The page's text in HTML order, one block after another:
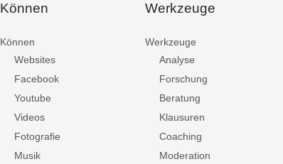
Können
Können
Websites
Facebook
Youtube
Videos
Fotografie
Musik
Werkzeuge
Werkzeuge
Analyse
Forschung
Beratung
Klausuren
Coaching
Moderation